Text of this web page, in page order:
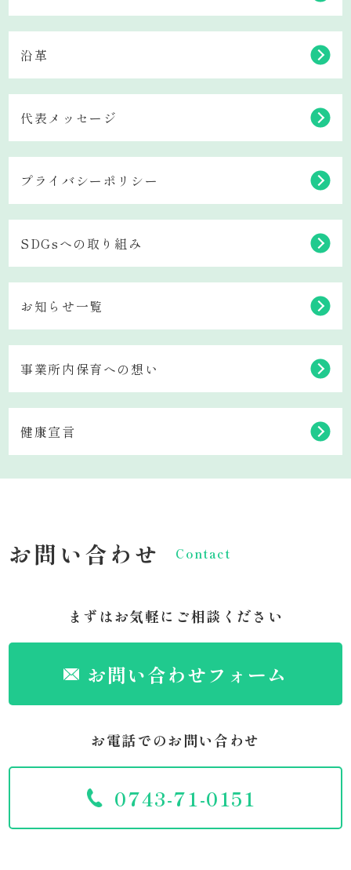
沿革
代表メッセージ
プライバシーポリシー
SDGsへの取り組み
お知らせ一覧
事業所内保育への想い
健康宣言
お問い合わせ Contact
まずはお気軽にご相談ください
お問い合わせフォーム
お電話でのお問い合わせ
0743-71-0151